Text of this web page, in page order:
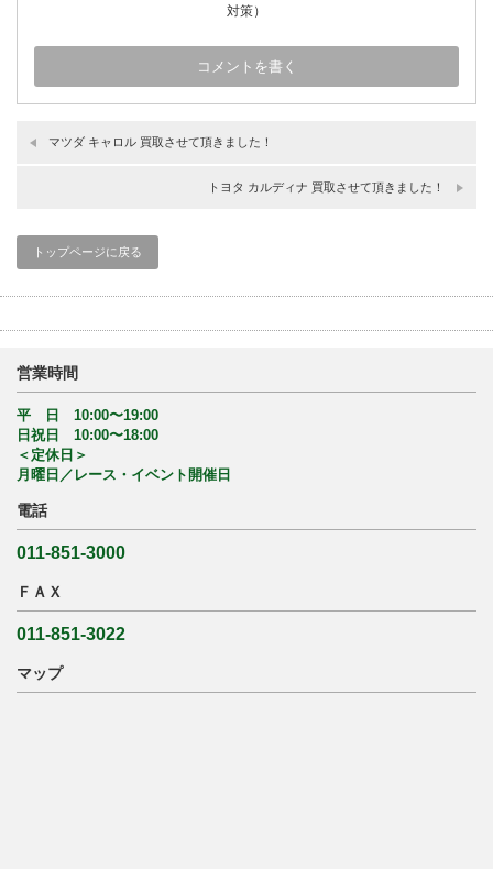
対策）
マツダ キャロル 買取させて頂きました！
トヨタ カルディナ 買取させて頂きました！
トップページに戻る
営業時間
平 日 10:00〜19:00
日祝日 10:00〜18:00
＜定休日＞
月曜日／レース・イベント開催日
電話
011-851-3000
ＦＡＸ
011-851-3022
マップ